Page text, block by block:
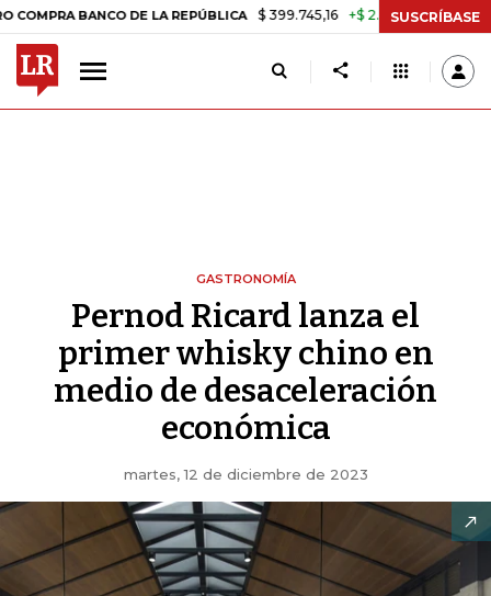
BANCO DE LA REPÚBLICA $ 399.745,16 +$ 2.295,71 +0,58% TASA
SUSCRÍBASE
GASTRONOMÍA
Pernod Ricard lanza el
primer whisky chino en
medio de desaceleración
económica
martes, 12 de diciembre de 2023